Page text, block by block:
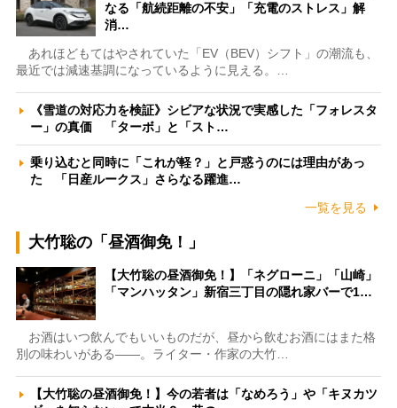
なる「航続距離の不安」「充電のストレス」解
消…
あれほどもてはやされていた「EV（BEV）シフト」の潮流も、
最近では減速基調になっているように見える。…
《雪道の対応力を検証》シビアな状況で実感した「フォレスタ
ー」の真価 「ターボ」と「スト…
乗り込むと同時に「これが軽？」と戸惑うのには理由があっ
た 「日産ルークス」さらなる躍進…
一覧を見る
大竹聡の「昼酒御免！」
【大竹聡の昼酒御免！】「ネグローニ」「山崎」
「マンハッタン」新宿三丁目の隠れ家バーで1…
お酒はいつ飲んでもいいものだが、昼から飲むお酒にはまた格
別の味わいがある――。ライター・作家の大竹…
【大竹聡の昼酒御免！】今の若者は「なめろう」や「キヌカツ